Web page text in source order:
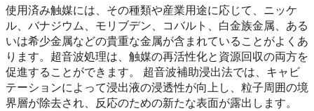
使用済み触媒には、その種類や産業用途に応じて、ニッケ
ル、バナジウム、モリブデン、コバルト、白金族金属、ある
いは希少金属などの貴重な金属が含まれていることがよくあ
ります。超音波処理は、触媒の再活性化と資源回収の両方を
促進することができます。 超音波補助浸出法では、キャビ
テーションによって浸出液の浸透性が向上し、粒子周囲の境
界層が除去され、反応のための新たな表面が露出します。